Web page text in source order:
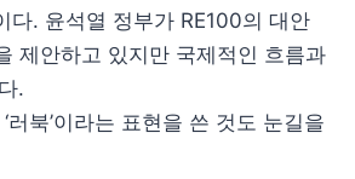
다. 윤석열 정부가 RE100의 대안
제안하고 있지만 국제적인 흐름과
.
‘러북’이라는 표현을 쓴 것도 눈길을